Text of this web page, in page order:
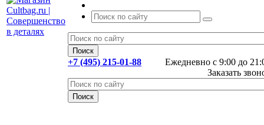
Ежедневно с 9:00 до
+7 (495) 215-01-88
Заказать